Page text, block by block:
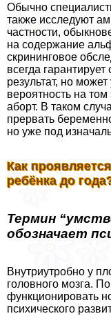
Обычно
также исследуют
частности,
на содержание
скрининговое
всегда
результат, но
вероятность на
aбopт. В таком
прервать
но уже под
Как
ребёнка до
Термин
обозначает
Внутриутробно у
головного мозга.
функционировать
психического